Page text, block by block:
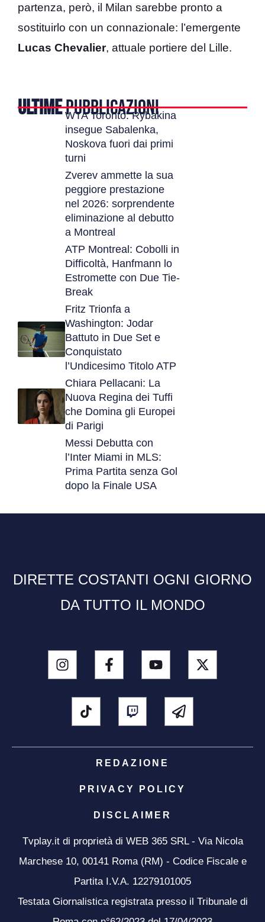
partenza, però, il Milan sarebbe pronto a
sostituirlo con un connazionale: l’emergente
Lucas Chevalier, attuale portiere del Lille.
ULTIMEPUBBLICAZIONI
WTA Toronto: Rybakina
insegue Sabalenka,
Noskova fuori dai primi
turni
Zverev ammette la sua
peggiore prestazione
nel 2026: sorprendente
eliminazione al debutto
a Montreal
ATP Montreal: Cobolli in
Difficoltà, Hanfmann lo
Estromette con Due Tie-
Break
Fritz Trionfa a
Washington: Jodar
Battuto in Due Set e
Conquistato
l’Undicesimo Titolo ATP
Chiara Pellacani: La
Nuova Regina dei Tuffi
che Domina gli Europei
di Parigi
Messi Debutta con
l’Inter Miami in MLS:
Prima Partita senza Gol
dopo la Finale USA
DIRETTE COSTANTI OGNI GIORNO
DA TUTTO IL MONDO
REDAZIONE
PRIVACY POLICY
DISCLAIMER
Tvplay.it di proprietà di WEB 365 SRL - Via Nicola
Marchese 10, 00141 Roma (RM) - Codice Fiscale e
Partita I.V.A. 12279101005
Testata Giornalistica registrata presso il Tribunale di